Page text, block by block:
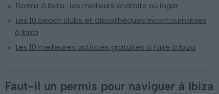
Dormir à Ibiza : les meilleurs endroits où loger
Les 10 beach clubs et discothèques incontournables
à Ibiza
Les 10 meilleures activités gratuites à faire à Ibiza
Faut-il un permis pour naviguer à Ibiza